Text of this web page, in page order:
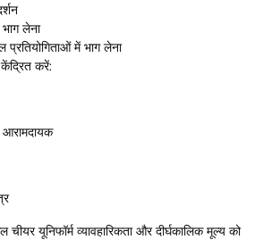
भाग लेना
प्रतियोगिताओं में भाग लेना
करें:
यूनिफॉर्म व्यावहारिकता और दीर्घकालिक मूल्य को